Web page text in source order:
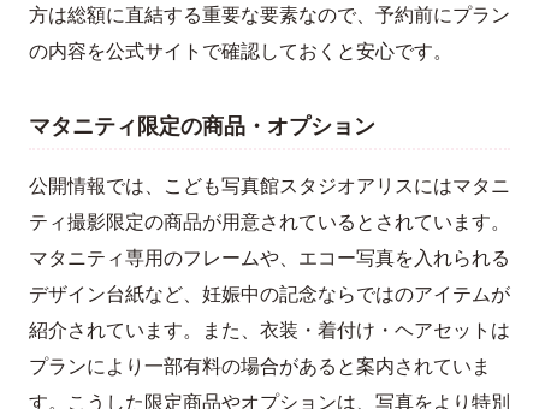
方は総額に直結する重要な要素なので、予約前にプラン
の内容を公式サイトで確認しておくと安心です。
マタニティ限定の商品・オプション
公開情報では、こども写真館スタジオアリスにはマタニ
ティ撮影限定の商品が用意されているとされています。
マタニティ専用のフレームや、エコー写真を入れられる
デザイン台紙など、妊娠中の記念ならではのアイテムが
紹介されています。また、衣装・着付け・ヘアセットは
プランにより一部有料の場合があると案内されていま
す。こうした限定商品やオプションは、写真をより特別